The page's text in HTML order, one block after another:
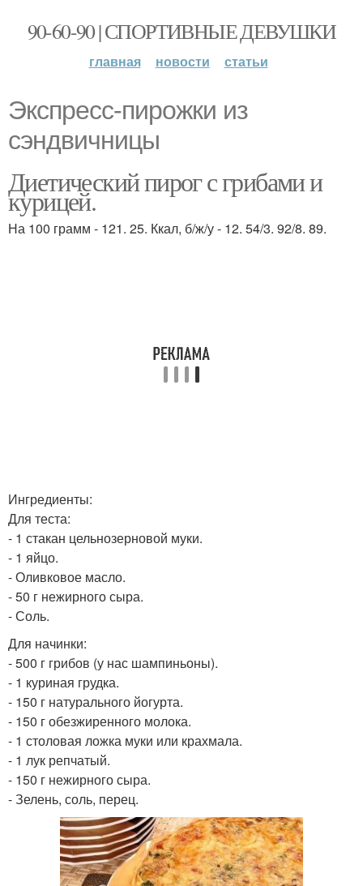
90-60-90 | СПОРТИВНЫЕ ДЕВУШКИ
главная новости статьи
Экспресс-пирожки из
сэндвичницы
Диетический пирог с грибами и
курицей.
На 100 грамм - 121. 25. Ккал, б/ж/у - 12. 54/3. 92/8. 89.
Ингредиенты:
Для теста:
- 1 стакан цельнозерновой муки.
- 1 яйцо.
- Оливковое масло.
- 50 г нежирного сыра.
- Соль.
Для начинки:
- 500 г грибов (у нас шампиньоны).
- 1 куриная грудка.
- 150 г натурального йогурта.
- 150 г обезжиренного молока.
- 1 столовая ложка муки или крахмала.
- 1 лук репчатый.
- 150 г нежирного сыра.
- Зелень, соль, перец.